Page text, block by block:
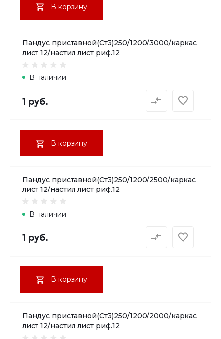
В корзину
Пандус приставной(Ст3)250/1200/3000/каркас
лист 12/настил лист риф.12
В наличии
1 руб.
В корзину
Пандус приставной(Ст3)250/1200/2500/каркас
лист 12/настил лист риф.12
В наличии
1 руб.
В корзину
Пандус приставной(Ст3)250/1200/2000/каркас
лист 12/настил лист риф.12